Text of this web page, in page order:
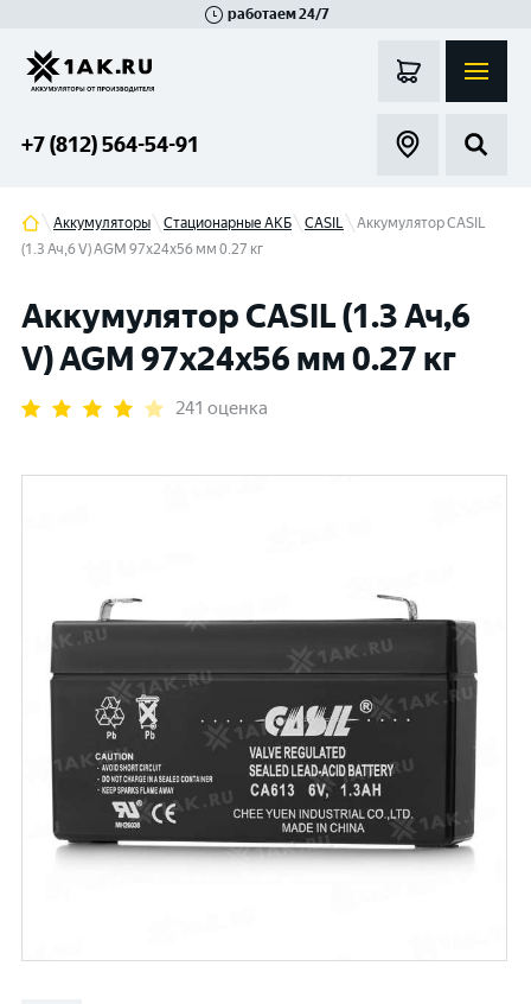
работаем 24/7
+7 (812) 564-54-91
Аккумуляторы Стационарные АКБ CASIL
Аккумулятор CASIL
(1.3 Ач,6 V) AGM 97x24x56 мм 0.27 кг
Аккумулятор CASIL (1.3 Ач,6
V) AGM 97x24x56 мм 0.27 кг
241 оценка
Гатчина